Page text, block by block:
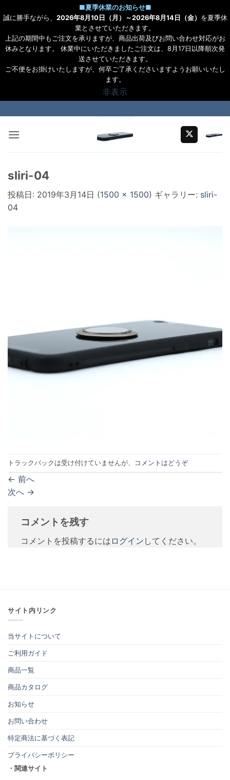
■夏季休業のお知らせ■
誠に勝手ながら、 2026年8月10日（月）～2026年8月14日（金） を夏季休
業とさせていただきます。
上記の期間中もご注文を承りますが、商品出荷及びお問い合わせ対応がお
休みとなります。 休業中にいただきましたご注文は、8月17日以降順次発
送させていただきます。
ご不便をお掛けいたしますが、何卒ご了承くださいますようお願いいたし
ます。
非表示
to
content
sliri-04
投稿日: 2019年3月14日 (1500 × 1500) ギャラリー: sliri-
04
トラックバックは受け付けていませんが、 コメントはどうぞ
← 前へ
次へ →
コメントを残す
コメントを投稿するには ログイン してください。
サイト内リンク
当サイトについて
ご利用ガイド
商品一覧
商品カタログ
お知らせ
お問い合わせ
特定商法に基づく表記
プライバシーポリシー
・関連サイト